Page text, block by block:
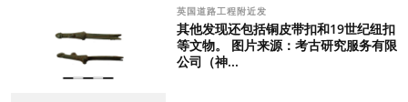
英国道路工程附近发
其他发现还包括铜皮带扣和19世纪纽扣
等文物。 图片来源：考古研究服务有限
公司（神...